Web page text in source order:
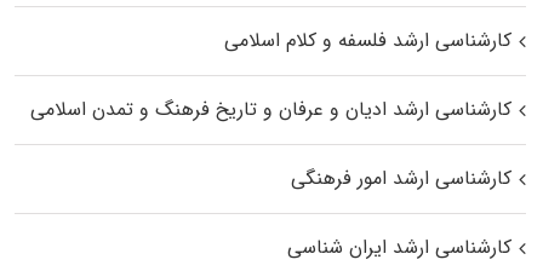
کارشناسی ارشد فلسفه و کلام اسلامی
کارشناسی ارشد ادیان و عرفان و تاریخ فرهنگ و تمدن اسلامی
کارشناسی ارشد امور فرهنگی
کارشناسی ارشد ایران شناسی